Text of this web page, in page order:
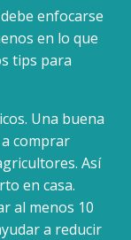
enfocarse
en lo que
tips para
Una buena
comprar
Así
en casa.
al menos 10
a reducir